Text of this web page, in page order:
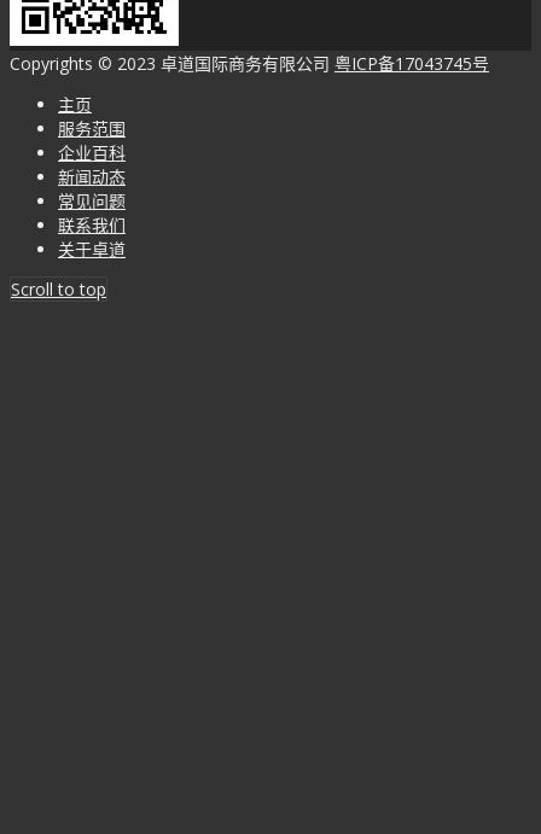
Copyrights © 2023 卓道国际商务有限公司 粤ICP备17043745号
主页
服务范围
企业百科
新闻动态
常见问题
联系我们
关于卓道
Scroll to top